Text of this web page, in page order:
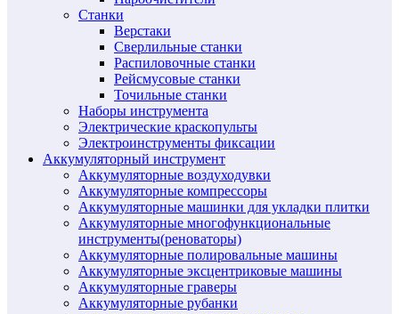
Станки
Верстаки
Сверлильные станки
Распиловочные станки
Рейсмусовые станки
Точильные станки
Наборы инструмента
Электрические краскопульты
Электроинструменты фиксации
Аккумуляторный инструмент
Аккумуляторные воздуходувки
Аккумуляторные компрессоры
Аккумуляторные машинки для укладки плитки
Аккумуляторные многофункциональные
инструменты(реноваторы)
Аккумуляторные полировальные машины
Аккумуляторные эксцентриковые машины
Аккумуляторные граверы
Аккумуляторные рубанки